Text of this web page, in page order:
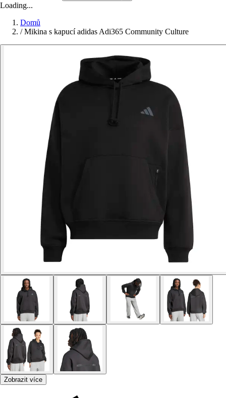
Loading...
Domů
/ Mikina s kapucí adidas Adi365 Community Culture
Zobrazit více